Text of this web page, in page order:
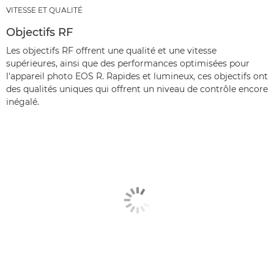
VITESSE ET QUALITÉ
Objectifs RF
Les objectifs RF offrent une qualité et une vitesse
supérieures, ainsi que des performances optimisées pour
l'appareil photo EOS R. Rapides et lumineux, ces objectifs ont
des qualités uniques qui offrent un niveau de contrôle encore
inégalé.